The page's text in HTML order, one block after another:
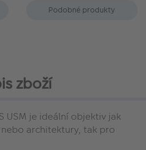
Podobné produkty
zboží
USM je ideální objektiv jak
architektury, tak pro